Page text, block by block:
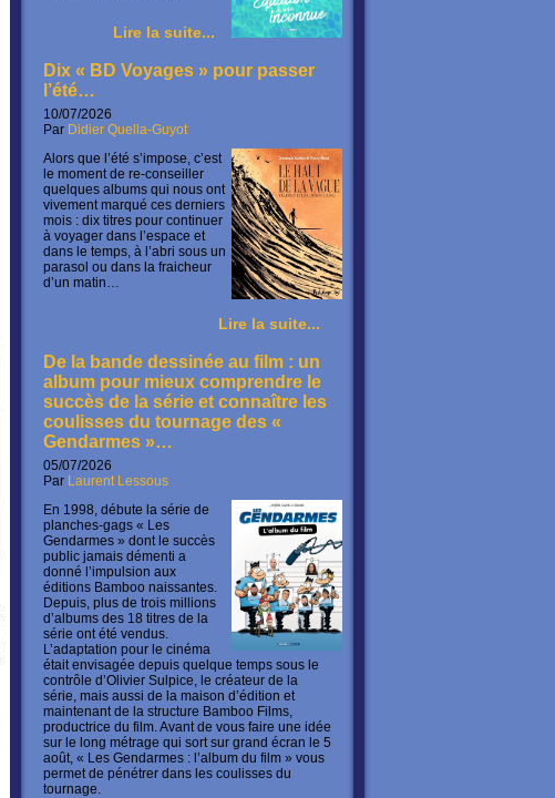
Lire la suite...
Dix « BD Voyages » pour passer
l’été…
10/07/2026
Par Didier Quella-Guyot
Alors que l’été s’impose, c’est
le moment de re-conseiller
quelques albums qui nous ont
vivement marqué ces derniers
mois : dix titres pour continuer
à voyager dans l’espace et
dans le temps, à l’abri sous un
parasol ou dans la fraicheur
d’un matin…
Lire la suite...
De la bande dessinée au film : un
album pour mieux comprendre le
succès de la série et connaître les
coulisses du tournage des «
Gendarmes »…
05/07/2026
Par Laurent Lessous
En 1998, débute la série de
planches-gags « Les
Gendarmes » dont le succès
public jamais démenti a
donné l’impulsion aux
éditions Bamboo naissantes.
Depuis, plus de trois millions
d’albums des 18 titres de la
série ont été vendus.
L’adaptation pour le cinéma
était envisagée depuis quelque temps sous le
contrôle d’Olivier Sulpice, le créateur de la
série, mais aussi de la maison d’édition et
maintenant de la structure Bamboo Films,
productrice du film. Avant de vous faire une idée
sur le long métrage qui sort sur grand écran le 5
août, « Les Gendarmes : l’album du film » vous
permet de pénétrer dans les coulisses du
tournage.